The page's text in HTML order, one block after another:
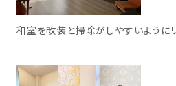
和室を改装と掃除がしやすいように